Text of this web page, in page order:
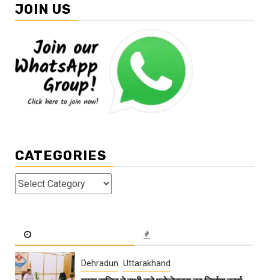
JOIN US
CATEGORIES
Categories
Dehradun Uttarakhand